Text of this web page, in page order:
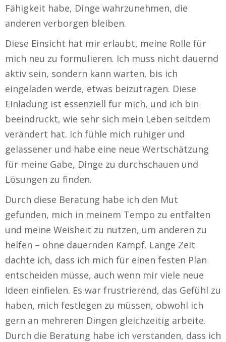
Fähigkeit habe, Dinge wahrzunehmen, die
anderen verborgen bleiben.
Diese Einsicht hat mir erlaubt, meine Rolle für
mich neu zu formulieren. Ich muss nicht dauernd
aktiv sein, sondern kann warten, bis ich
eingeladen werde, etwas beizutragen. Diese
Einladung ist essenziell für mich, und ich bin
beeindruckt, wie sehr sich mein Leben seitdem
verändert hat. Ich fühle mich ruhiger und
gelassener und habe eine neue Wertschätzung
für meine Gabe, Dinge zu durchschauen und
Lösungen zu finden.
Durch diese Beratung habe ich den Mut
gefunden, mich in meinem Tempo zu entfalten
und meine Weisheit zu nutzen, um anderen zu
helfen – ohne dauernden Kampf. Lange Zeit
dachte ich, dass ich mich für einen festen Plan
entscheiden müsse, auch wenn mir viele neue
Ideen einfielen. Es war frustrierend, das Gefühl zu
haben, mich festlegen zu müssen, obwohl ich
gern an mehreren Dingen gleichzeitig arbeite.
Durch die Beratung habe ich verstanden, dass ich